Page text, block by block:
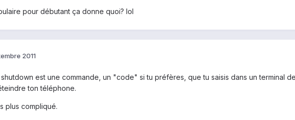
pour débutant ça donne quoi? lol
2011
shutdown est une commande, un "code" si tu préfères, que tu saisis dans un terminal
ton téléphone.
plus compliqué.